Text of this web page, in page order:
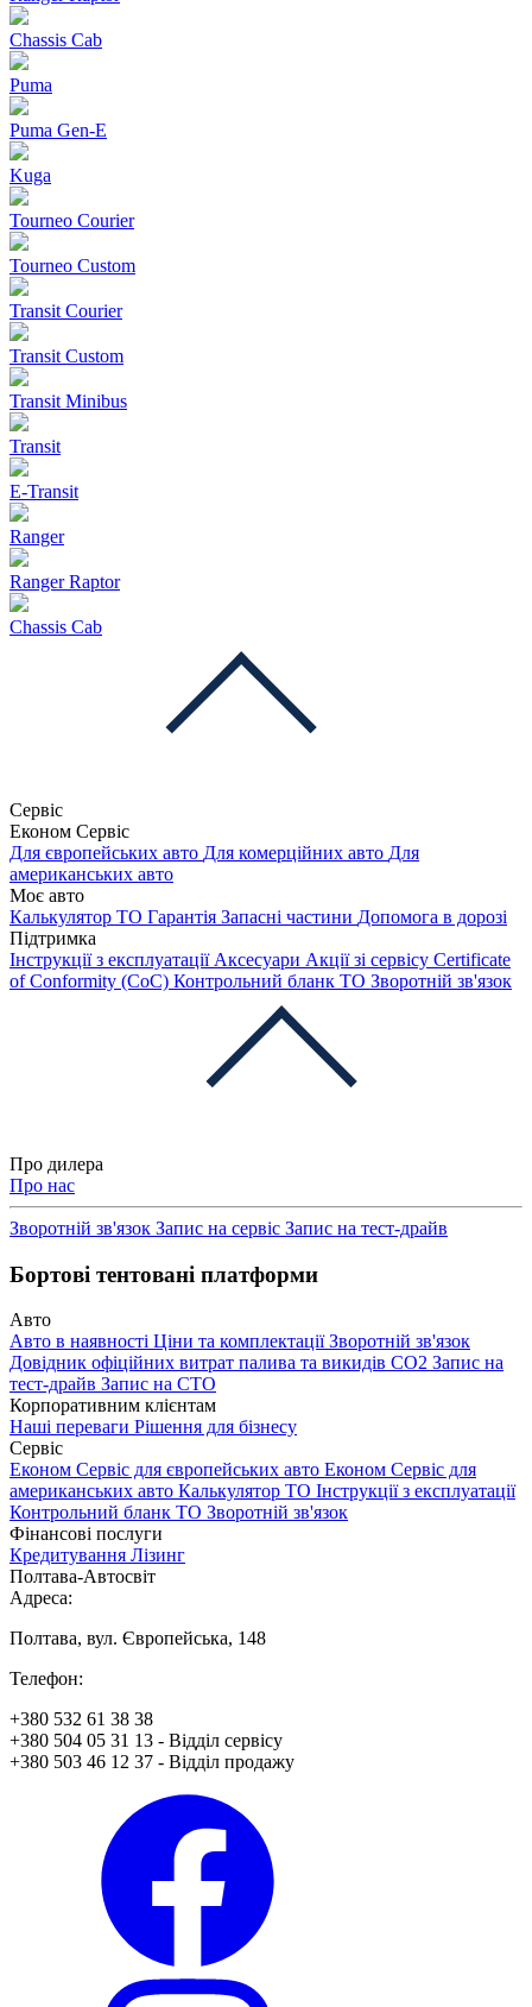
Chassis Cab
Puma
Puma Gen‑E
Kuga
Tourneo Courier
Tourneo Custom
Transit Courier
Transit Custom
Transit Minibus
Transit
E-Transit
Ranger
Ranger Raptor
Chassis Cab
Сервіс
Економ Сервіс
Для європейських авто Для комерційних авто Для
американських авто
Моє авто
Калькулятор ТО Гарантія Запасні частини Допомога в дорозі
Підтримка
Інструкції з експлуатації Аксесуари Акції зі сервісу Certificate
of Conformity (CoC) Контрольний бланк ТО Зворотній зв'язок
Про дилера
Про нас
Зворотній зв'язок Запис на сервіс Запис на тест-драйв
Бортові тентовані платформи
Авто
Авто в наявності Ціни та комплектаціїЗворотній зв'язок
Довідник офіційних витрат палива та викидів СО2 Запис на
тест-драйв Запис на СТО
Корпоративним клієнтам
Наші переваги Рішення для бізнесу
Сервіс
Економ Сервіс для європейських авто Економ Сервіс для
американських авто Калькулятор ТО Інструкції з експлуатації
Контрольний бланк ТО Зворотній зв'язок
Фінансові послуги
Кредитування Лізинг
Полтава-Автосвіт
Адреса:
Полтава, вул. Європейська, 148
Телефон:
+380 532 61 38 38
+380 504 05 31 13 - Відділ сервісу
+380 503 46 12 37 - Відділ продажу